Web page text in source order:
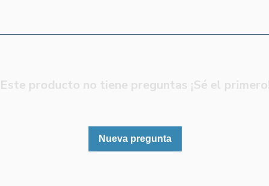
Este producto no tiene preguntas ¡Sé el primero!
Nueva pregunta